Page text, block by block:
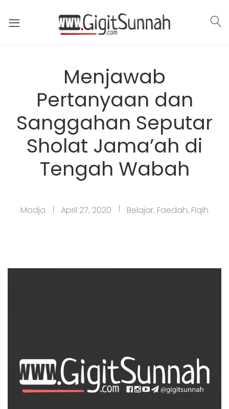
Menjawab
Pertanyaan dan
Sanggahan Seputar
Sholat Jama’ah di
Tengah Wabah
Modja April 27, 2020 Belajar, Faedah, Fiqih